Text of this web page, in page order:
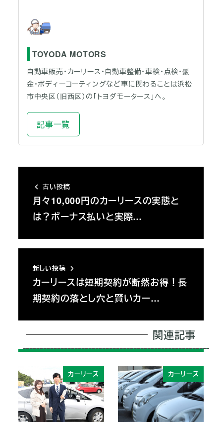
TOYODA MOTORS
自動車販売・カーリース・自動車整備・車検・点検・鈑
金・ボディーコーティングなど車に関わることは浜松
市中央区（旧西区）の「トヨダモータース」へ。
記事一覧
古い投稿
月々10,000円のカーリースの実態と
は？ボーナス払いと実際…
新しい投稿
カーリースは短期契約が断然お得！長
期契約の落とし穴と賢いカー…
関連記事
カーリース カーリース